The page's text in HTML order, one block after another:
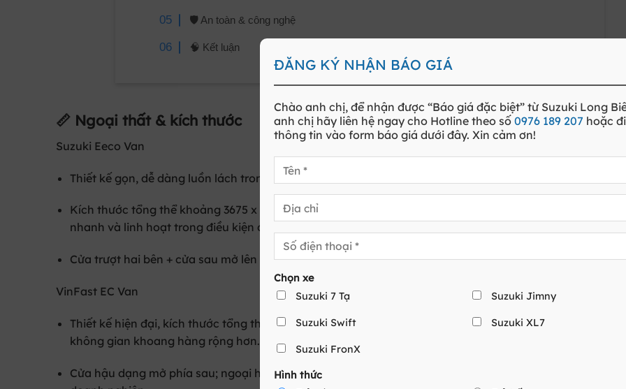
🛡️ An toàn & công nghệ
🧠 Kết luận
📏 Ngoại thất & kích thước
Suzuki Eeco Van
Thiết kế gọn, dễ dàng luồn lách trong phố đông.
Kích thước tổng thể khoảng 3675 x 1475 x 1825 mm, bán kính quay vòng tối thiểu chỉ 4,1m giúp quay đầu
nhanh và linh hoạt trong điều kiện đường phố nhỏ hẹp
Cửa trượt hai bên + cửa sau mở lên thuận tiện bốc dỡ hàng hóa.
VinFast EC Van
Thiết kế hiện đại, kích thước tổng thể lớn hơn với 3.767 x 1.680 x 1.790 mm, chiều dài cơ sở 2.520 mm cho
không gian khoang hàng rộng hơn.
Cửa hậu dạng mở phía sau; ngoại hình phù hợp với cả vận tải hàng hóa và hình ảnh chuyên nghiệp cho
ĐĂNG KÝ NHẬN BÁO GIÁ
Chào anh chị, để nhận được “Báo giá đặc biệt” từ Suzuki Long
anh chị hãy liên hệ ngay cho Hotline theo số 0976 189 207 hoặc
thông tin vào form báo giá dưới đây. Xin cảm ơn!
Chọn xe
Suzuki 7 Tạ
Suzuki Jimny
Suzuki Swift Suzuki XL7
Suzuki FronX
Hình thức